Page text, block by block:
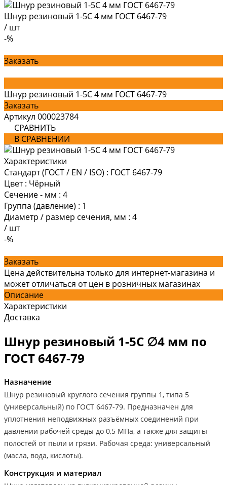
Шнур резиновый 1-5С 4 мм ГОСТ 6467-79
/ шт
-%
Заказать
Шнур резиновый 1-5С 4 мм ГОСТ 6467-79
Заказать
Артикул 000023784
СРАВНИТЬ
В СРАВНЕНИИ
Характеристики
Стандарт (ГОСТ / EN / ISO) : ГОСТ 6467-79
Цвет : Чёрный
Сечение - мм : 4
Группа (давление) : 1
Диаметр / размер сечения, мм : 4
/ шт
-%
Заказать
Цена действительна только для интернет-магазина и
может отличаться от цен в розничных магазинах
Описание
Характеристики
Доставка
Шнур резиновый 1-5С ∅4 мм по
ГОСТ 6467-79
Назначение
Шнур резиновый круглого сечения группы 1, типа 5
(универсальный) по ГОСТ 6467-79. Предназначен для
уплотнения неподвижных разъёмных соединений при
давлении рабочей среды до 0,5 МПа, а также для защиты
полостей от пыли и грязи. Рабочая среда: универсальный
(масла, вода, кислоты).
Конструкция и материал